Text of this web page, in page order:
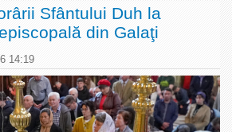
Sfântului Duh la
din Galaţi
14:19